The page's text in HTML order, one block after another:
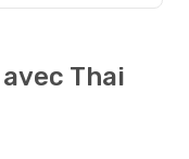
Thai